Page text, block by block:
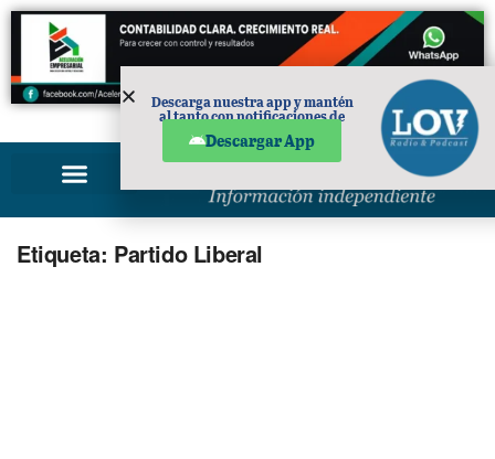
PUBLICIDAD
Etiqueta: Partido Liberal
Descarga nuestra app y mantén
al tanto con notificaciones de
Descargar App